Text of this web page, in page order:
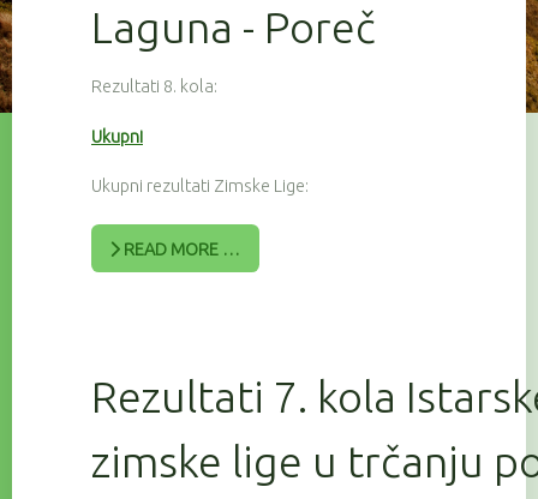
Laguna - Poreč
Rezultati 8. kola:
Ukupni
Ukupni rezultati Zimske Lige:
READ MORE …
Rezultati 7. kola
zimske lige u trčanju